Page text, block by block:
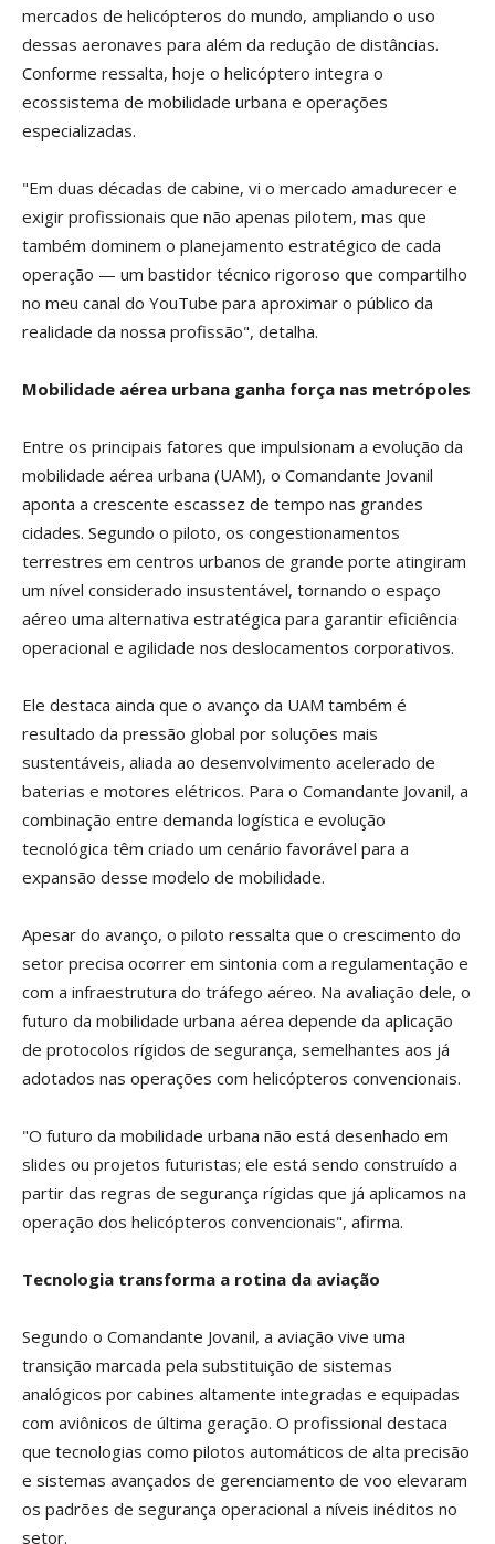
mercados de helicópteros do mundo, ampliando o uso
dessas aeronaves para além da redução de distâncias.
Conforme ressalta, hoje o helicóptero integra o
ecossistema de mobilidade urbana e operações
especializadas.
"Em duas décadas de cabine, vi o mercado amadurecer e
exigir profissionais que não apenas pilotem, mas que
também dominem o planejamento estratégico de cada
operação — um bastidor técnico rigoroso que compartilho
no meu canal do YouTube para aproximar o público da
realidade da nossa profissão", detalha.
Mobilidade aérea urbana ganha força nas metrópoles
Entre os principais fatores que impulsionam a evolução da
mobilidade aérea urbana (UAM), o Comandante Jovanil
aponta a crescente escassez de tempo nas grandes
cidades. Segundo o piloto, os congestionamentos
terrestres em centros urbanos de grande porte atingiram
um nível considerado insustentável, tornando o espaço
aéreo uma alternativa estratégica para garantir eficiência
operacional e agilidade nos deslocamentos corporativos.
Ele destaca ainda que o avanço da UAM também é
resultado da pressão global por soluções mais
sustentáveis, aliada ao desenvolvimento acelerado de
baterias e motores elétricos. Para o Comandante Jovanil, a
combinação entre demanda logística e evolução
tecnológica têm criado um cenário favorável para a
expansão desse modelo de mobilidade.
Apesar do avanço, o piloto ressalta que o crescimento do
setor precisa ocorrer em sintonia com a regulamentação e
com a infraestrutura do tráfego aéreo. Na avaliação dele, o
futuro da mobilidade urbana aérea depende da aplicação
de protocolos rígidos de segurança, semelhantes aos já
adotados nas operações com helicópteros convencionais.
"O futuro da mobilidade urbana não está desenhado em
slides ou projetos futuristas; ele está sendo construído a
partir das regras de segurança rígidas que já aplicamos na
operação dos helicópteros convencionais", afirma.
Tecnologia transforma a rotina da aviação
Segundo o Comandante Jovanil, a aviação vive uma
transição marcada pela substituição de sistemas
analógicos por cabines altamente integradas e equipadas
com aviônicos de última geração. O profissional destaca
que tecnologias como pilotos automáticos de alta precisão
e sistemas avançados de gerenciamento de voo elevaram
os padrões de segurança operacional a níveis inéditos no
setor.